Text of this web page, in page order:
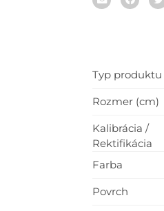
Typ produktu
Rozmer (cm)
Kalibrácia /
Rektifikácia
Farba
Povrch